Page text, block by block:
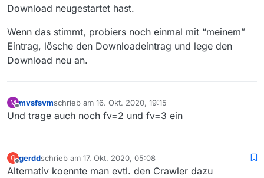
Download neugestartet hast.
Wenn das stimmt, probiers noch einmal mit “meinem”
Eintrag, lösche den Downloadeintrag und lege den
Download neu an.
M
Offline
mvsfsvmschrieb am 16. Okt. 2020, 19:15
zuletzt editiert von
Und trage auch noch fv=2 und fv=3 ein
G
Offline
gerddschrieb am 17. Okt. 2020, 05:08
zuletzt editiert von
Alternativ koennte man evtl. den Crawler dazu